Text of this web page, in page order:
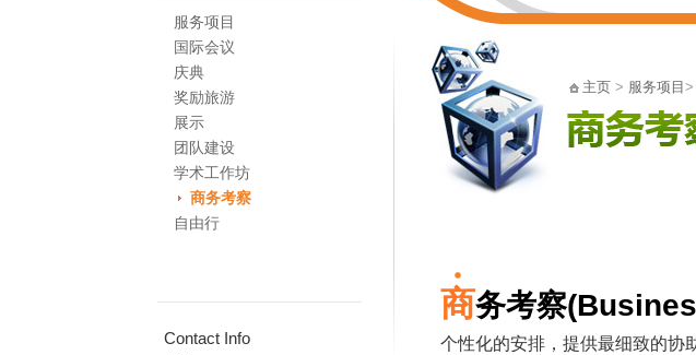
服务项目
国际会议
庆典
奖励旅游
展示
团队建设
学术工作坊
商务考察
自由行
Contact Info
主页 > 服务项目 >
商务考察
个性化的安排，提供最细致的协